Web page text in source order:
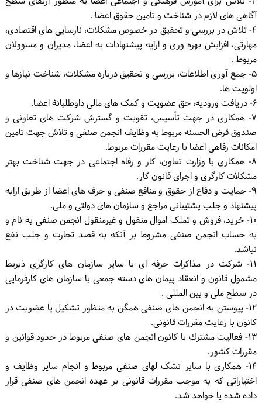
آگاهی های لازم در شناخت و تامین حقوق اعضا .
۴- تلاش در بررسی و تحقیق در خصوص مشکلات، نارسایی های اقتصادی،
مهارتی، افزایش بهره وری و ارایه پیشنهادات به اعضا، مدیران و مسوولان
مربوط .
۵- جمع آوری اطلاعات، بررسی و تحقیق درباره مشکلات، شناخت نیازها و
اولویت ها.
۶- دریافت ورودیه، حق عضویت و کمک های مالی داوطلبانۀ اعضا.
۷- همکاری در جهت تأسیس، تقویت و گسترش شرکت های تعاونی و
صندوق قرض الحسنه مربوط به وظایف انجمن صنفی و تلاش جهت تامین
امکانات رفاهی اعضا با رعایت مقررات مربوط.
۸- همکاری با وزارت تعاون، کار و رفاه اجتماعی در جهت شناخت بهتر
مشکلات کارگری و اجرای قانون کار.
۹- حمایت و دفاع از حقوق و منافع صنفی و حرف های اعضا از طریق ارایه
پیشنهاد و جلب پشتیبانی مراجع و سازمان های دولتی و ملی.
۱۰- خرید، فروش و تملک اموال منقول و غیرمنقول انجمن صنفی به نام و
به حساب انجمن صنفی مشروط بر آنکه به قصد تجارت و جلب نفع
نباشد.
۱۱- شرکت در مذاکرات حرفه ای با سایر سازمان های کارگری ذیربط
مشمول قانون و انعقاد پیمان های دسته جمعی با سازمان های کارفرمایی
در سطح ملی و بین المللی .
۱۲- پیوستن به انجمن های صنفی همگن به منظور تشکیل یا عضویت در
کانون با رعایت مقررات قانونی.
۱۳- فعالیت مشترك با کانون انجمن های صنفی مربوط در حدود قوانین و
مقررات کشور.
۱۴- همکاری با سایر تشک لهای صنفی مربوط و انجام سایر وظایف و
اختیاراتی که به موجب مقررات قانونی بر عهده انجمن های صنفی قرار
داده شده یا خواهد شد.